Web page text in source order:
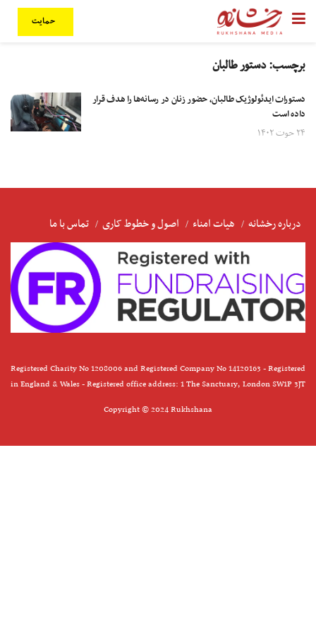
حمایت
برچسب:دستور طالبان
دستورات ایدئولوژیک طالبان، حضور زنان در رسانه‌ها را هدف قرار
داده است
۲۴ حوت ۱۴۰۲
درباره رخشانه هیات امناء اصول و خطوط کاری تماس با ما
Registered Charity No 1208006 and Registered Company No 14120163 - Registered
in England & Wales - Registered office address: 1 The Sanctuary, London SW1P 3JT
Copyright © 2024 Rukhshana